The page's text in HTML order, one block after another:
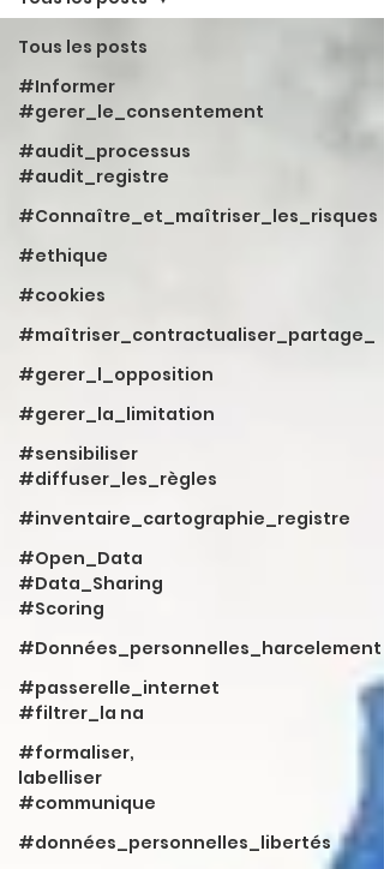
Tous les posts
#Informer
#gerer_le_consentement
#audit_processus
#audit_registre
#Connaître_et_maîtriser_les_risques
#ethique
#cookies
#maîtriser_contractualiser_partage_
#gerer_l_opposition
#gerer_la_limitation
#sensibiliser
#diffuser_les_règles
#inventaire_cartographie_registre
#Open_Data
#Data_Sharing
#Scoring
#Données_personnelles_harcelement
#passerelle_internet
#filtrer_la na
#formaliser,
labelliser
#communique
#données_personnelles_libertés